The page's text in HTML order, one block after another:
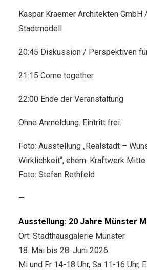
Kaspar Kraemer Architekten
Stadtmodell
20:45 Diskussion / Perspektiven
21:15 Come together
22:00 Ende der Veranstaltung
Ohne Anmeldung. Eintritt frei.
Foto: Ausstellung „Realstadt –
Wirklichkeit“, ehem. Kraftwerk
Foto: Stefan Rethfeld
—
Ausstellung: 20 Jahre Münster
Ort: Stadthausgalerie Münster
18. Mai bis 28. Juni 2026
Mi und Fr 14-18 Uhr, Sa 11-16 Uhr,